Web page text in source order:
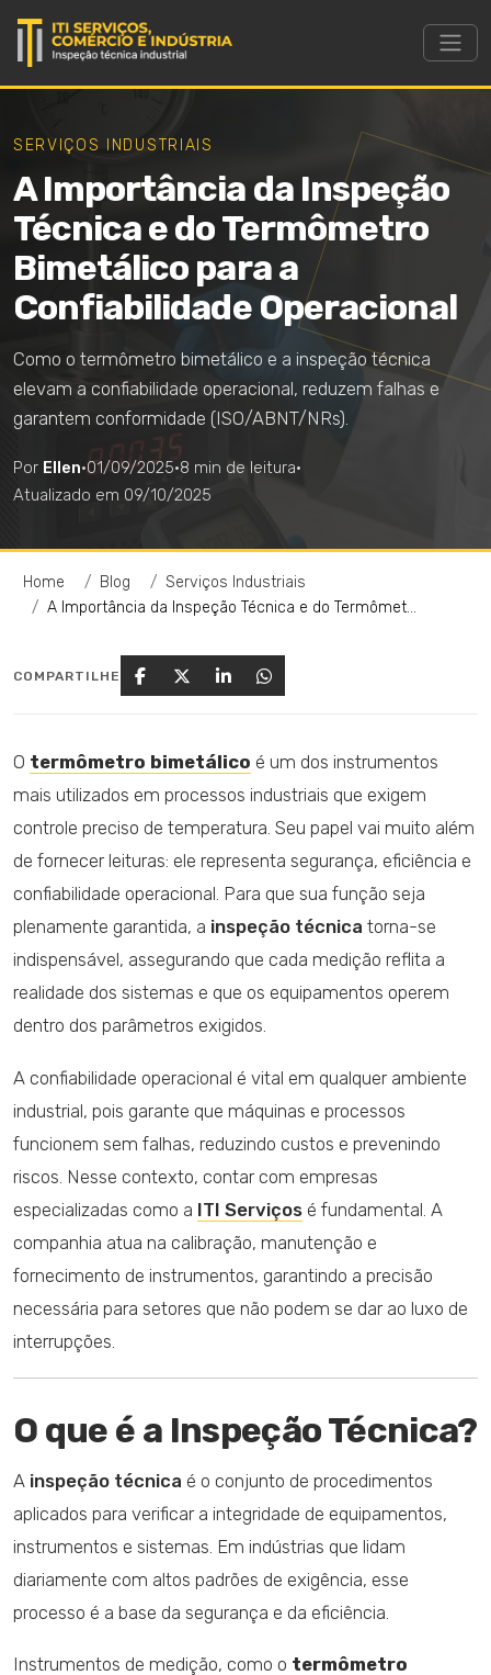
SERVIÇOS INDUSTRIAIS
A Importância da Inspeção
Técnica e do Termômetro
Bimetálico para a
Confiabilidade Operacional
Como o termômetro bimetálico e a inspeção técnica
elevam a confiabilidade operacional, reduzem falhas e
garantem conformidade (ISO/ABNT/NRs).
Por Ellen·01/09/2025·8 min de leitura·
Atualizado em 09/10/2025
Home Blog
Serviços Industriais
A Importância da Inspeção Técnica e do Termômetro Bimetálico para a Confiabilidade Operacional
COMPARTILHE
O termômetro bimetálico é um dos instrumentos
mais utilizados em processos industriais que exigem
controle preciso de temperatura. Seu papel vai muito além
de fornecer leituras: ele representa segurança, eficiência e
confiabilidade operacional. Para que sua função seja
plenamente garantida, a inspeção técnica torna-se
indispensável, assegurando que cada medição reflita a
realidade dos sistemas e que os equipamentos operem
dentro dos parâmetros exigidos.
A confiabilidade operacional é vital em qualquer ambiente
industrial, pois garante que máquinas e processos
funcionem sem falhas, reduzindo custos e prevenindo
riscos. Nesse contexto, contar com empresas
especializadas como a ITI Serviços é fundamental. A
companhia atua na calibração, manutenção e
fornecimento de instrumentos, garantindo a precisão
necessária para setores que não podem se dar ao luxo de
interrupções.
O que é a Inspeção Técnica?
A inspeção técnica é o conjunto de procedimentos
aplicados para verificar a integridade de equipamentos,
instrumentos e sistemas. Em indústrias que lidam
diariamente com altos padrões de exigência, esse
processo é a base da segurança e da eficiência.
Instrumentos de medição, como o termômetro